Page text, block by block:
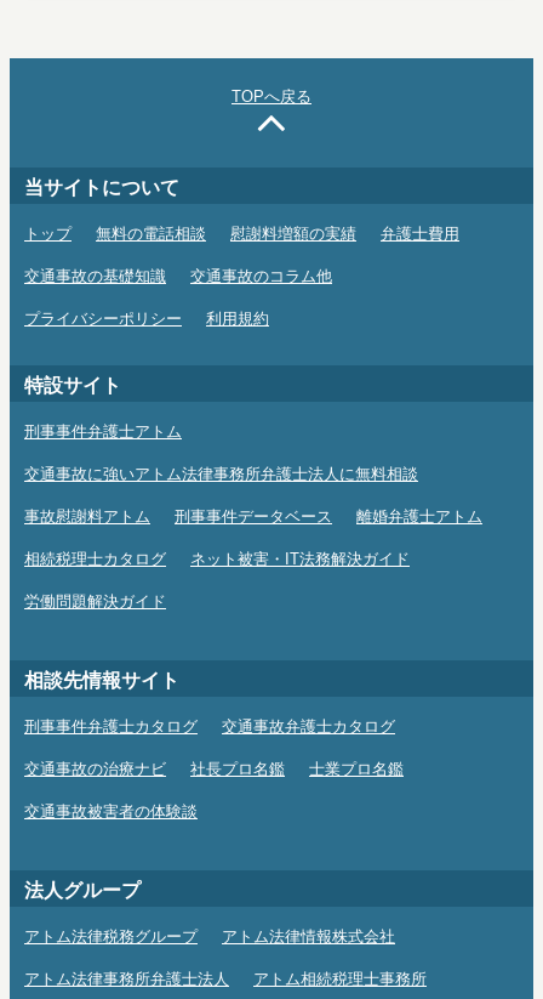
TOPへ戻る
当サイトについて
トップ 無料の電話相談 慰謝料増額の実績 弁護士費用
交通事故の基礎知識 交通事故のコラム他
プライバシーポリシー 利用規約
特設サイト
刑事事件弁護士アトム
交通事故に強いアトム法律事務所弁護士法人に無料相談
事故慰謝料アトム 刑事事件データベース 離婚弁護士アトム
相続税理士カタログ ネット被害・IT法務解決ガイド
労働問題解決ガイド
相談先情報サイト
刑事事件弁護士カタログ 交通事故弁護士カタログ
交通事故の治療ナビ 社長プロ名鑑 士業プロ名鑑
交通事故被害者の体験談
法人グループ
アトム法律税務グループ アトム法律情報株式会社
アトム法律事務所弁護士法人 アトム相続税理士事務所